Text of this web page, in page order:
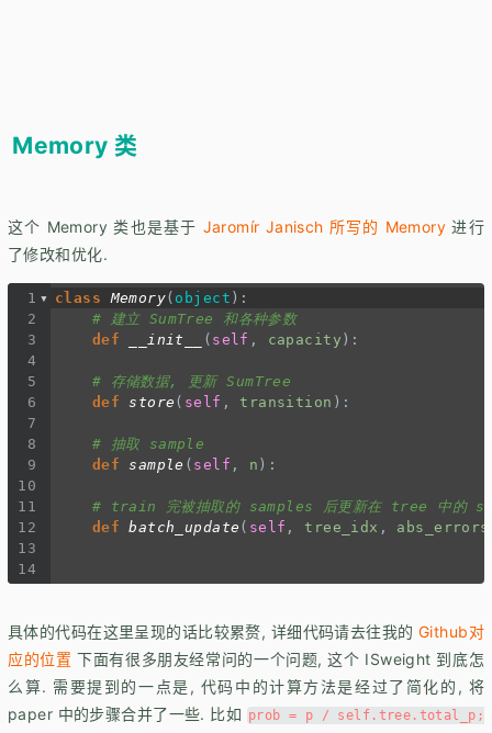
Memory 类
这个 Memory 类也是基于 Jaromír Janisch 所写的 Memory 进行
了修改和优化.
1 class Memory( object ):
2
# 建立 SumTree 和各种参数
3
def __init__ ( self , capacity ):
4
5
# 存储数据, 更新 SumTree
6
def store ( self , transition ):
7
8
# 抽取 sample
9
def sample ( self , n ):
10
11
# train 完被抽取的 samples 后更新在 tree 中的
12
def batch_update ( self , tree_idx , abs_errors
13
14
具体的代码在这里呈现的话比较累赘, 详细代码请去往我的Github对
应的位置 下面有很多朋友经常问的一个问题, 这个 ISweight 到底怎
么算. 需要提到的一点是, 代码中的计算方法是经过了简化的, 将
paper 中的步骤合并了一些. 比如 prob = p / self.tree.total_p;